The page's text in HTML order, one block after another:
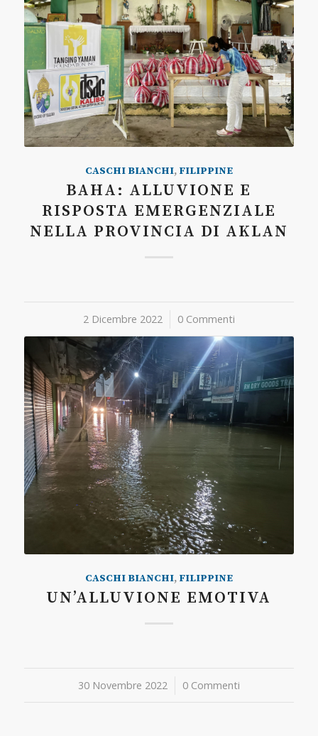
CASCHI BIANCHI, FILIPPINE
BAHA: ALLUVIONE E
RISPOSTA EMERGENZIALE
NELLA PROVINCIA DI AKLAN
2 Dicembre 2022
/ 0 Commenti
CASCHI BIANCHI, FILIPPINE
UN’ALLUVIONE EMOTIVA
30 Novembre 2022
/ 0 Commenti